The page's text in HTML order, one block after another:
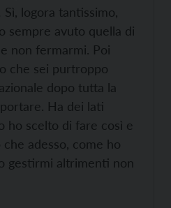
logora tantissimo,
sempre avuto quella di
non fermarmi. Poi
che sei purtroppo
dopo tutta la
Ha dei lati
ho scelto di fare così e
adesso, come ho
gestirmi altrimenti non